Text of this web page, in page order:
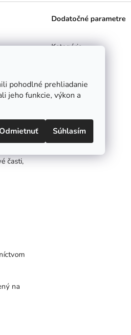
pohodlné prehliadanie
jeho funkcie, výkon a
Súhlasím
si z
časti,
na
Dodatočné parametre
Kategória
Materiál
Určenie